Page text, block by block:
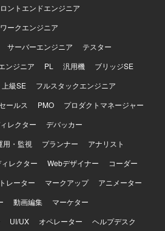
問題、食・農の課題解決）への興
します。 【ポジションの
いう社会的意義の高い領域で、自
トアップならではのスピード感の
を直接プロダクトに反映させる経
た先進的な開発に携わることがで
ドはRuby 3系およびRuby on Rails
はMySQL 8系、コンテナは
GCP（Vertex AIなど）を組み合わ
用しています。開発ツールとして
ールとしてVisual Studio Code,
CLIを使用しています。
ントエンドエンジニア
ークエンジニア
サーバーエンジニア
テスター
ンジニア PL 汎用機
ブリッジSE
上級SE
フルスタックエンジニア
ールス PMO
プロダクトマネージャー
レクター
デバッカー
用・監視 プランナー
アナリスト
レクター Webデザイナー
コーダー
レーター マークアップ
アニメーター
動画編集
マーケター
UI/UX オペレーター
ヘルプデスク